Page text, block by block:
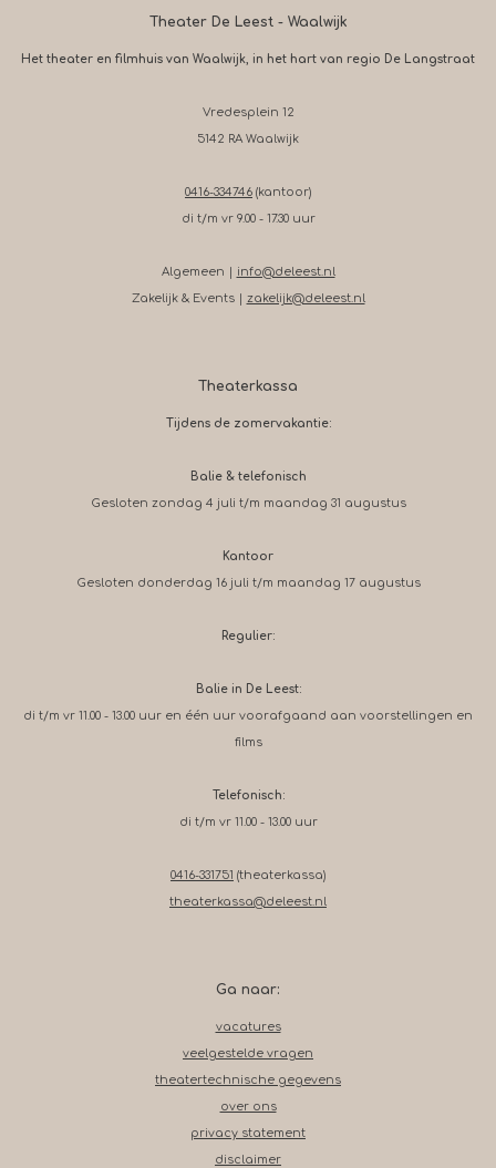
Theater De Leest - Waalwijk
Het theater en filmhuis van Waalwijk, in het hart van regio De Langstraat
Vredesplein 12
5142 RA Waalwijk
0416-334746 (kantoor)
di t/m vr 9.00 - 17.30 uur
Algemeen | info@deleest.nl
Zakelijk & Events | zakelijk@deleest.nl
Theaterkassa
Tijdens de zomervakantie:
Balie & telefonisch
Gesloten zondag 4 juli t/m maandag 31 augustus
Kantoor
Gesloten donderdag 16 juli t/m maandag 17 augustus
Regulier:
Balie in De Leest:
di t/m vr 11.00 - 13.00 uur en één uur voorafgaand aan voorstellingen en
films
Telefonisch:
di t/m vr 11.00 - 13.00 uur
0416-331751 (theaterkassa)
theaterkassa@deleest.nl
Ga naar:
vacatures
veelgestelde vragen
theatertechnische gegevens
over ons
privacy statement
disclaimer